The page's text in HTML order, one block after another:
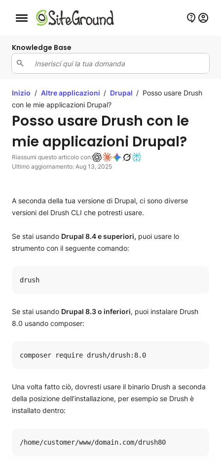
Bottone navigazione da mobile
Knowledge Base
Inizio / Altre applicazioni / Drupal / Posso usare Drush
con le mie applicazioni Drupal?
Posso usare Drush con le
mie applicazioni Drupal?
Riassumi questo articolo con:
Ultimo aggiornamento: Aug 13, 2025
A seconda della tua versione di Drupal, ci sono diverse
versioni del Drush CLI che potresti usare.
Se stai usando Drupal 8.4 e superiori, puoi usare lo
strumento con il seguente comando:
drush
Se stai usando Drupal 8.3 o inferiori, puoi instalare Drush
8.0 usando composer:
composer require drush/drush:8.0
Una volta fatto ciò, dovresti usare il binario Drush a seconda
della posizione dell’installazione, per esempio se Drush è
installato dentro:
/home/customer/www/domain.com/drush80